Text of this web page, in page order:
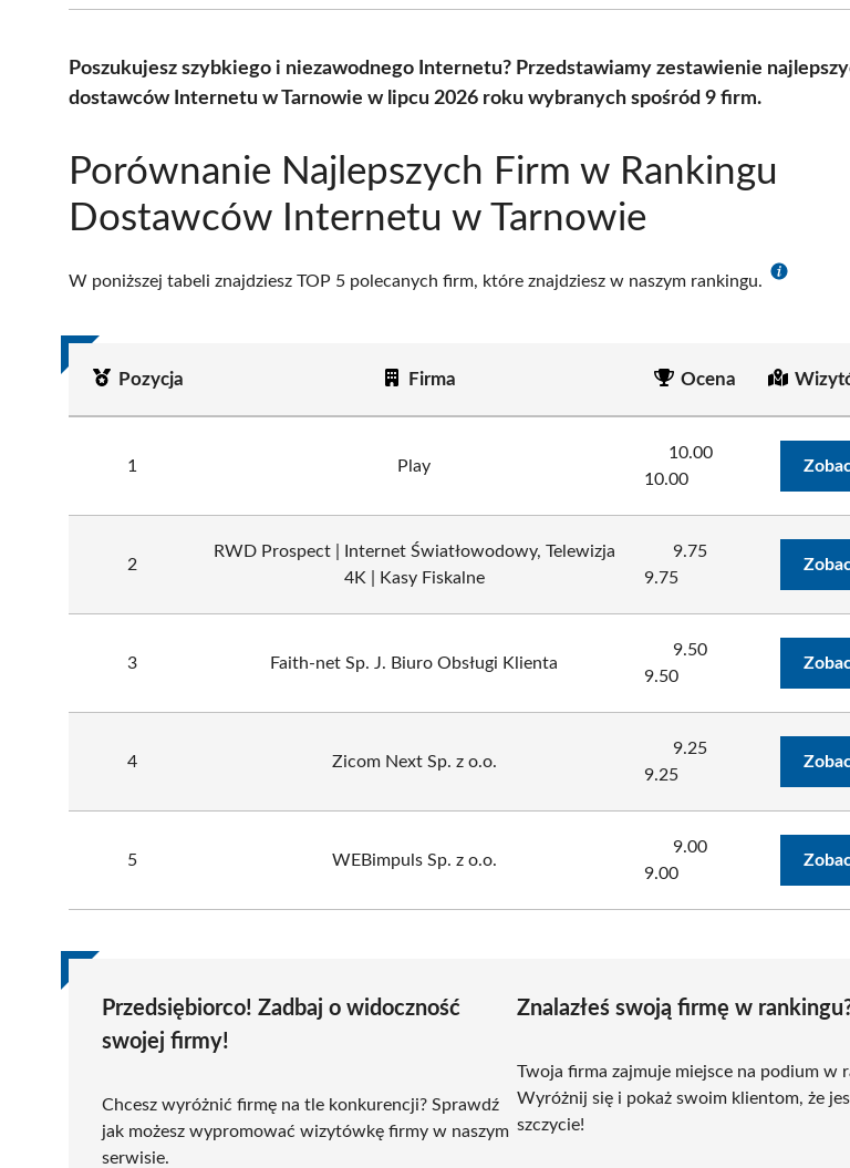
(Twitter)
Poszukujesz szybkiego i niezawodnego Internetu? Przedstawiamy zestawienie
dostawców Internetu w Tarnowie w lipcu 2026 roku wybranych spośród 9 firm.
Porównanie Najlepszych Firm w Rankingu
Dostawców Internetu w Tarnowie
W poniższej tabeli znajdziesz TOP 5 polecanych firm, które znajdziesz w naszym rankingu.
Pozycja Firma Ocena
1 Play
10.00
10.00
2
RWD Prospect | Internet Światłowodowy, Telewizja
4K | Kasy Fiskalne
9.75
9.75
3 Faith-net Sp. J. Biuro Obsługi Klienta
9.50
9.50
4 Zicom Next Sp. z o.o.
9.25
9.25
5 WEBimpuls Sp. z o.o.
9.00
9.00
Przedsiębiorco! Zadbaj o widoczność
swojej firmy!
Chcesz wyróżnić firmę na tle konkurencji? Sprawdź
jak możesz wypromować wizytówkę firmy w naszym
serwisie.
Znalazłeś swoją firmę w
Twoja firma zajmuje miejsce na podium w
Wyróżnij się i pokaż swoim klientom, że
szczycie!